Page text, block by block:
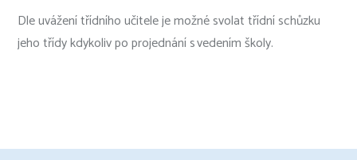
Dle uvážení třídního učitele je možné svolat třídní schůzku
jeho třídy kdykoliv po projednání s vedením školy.